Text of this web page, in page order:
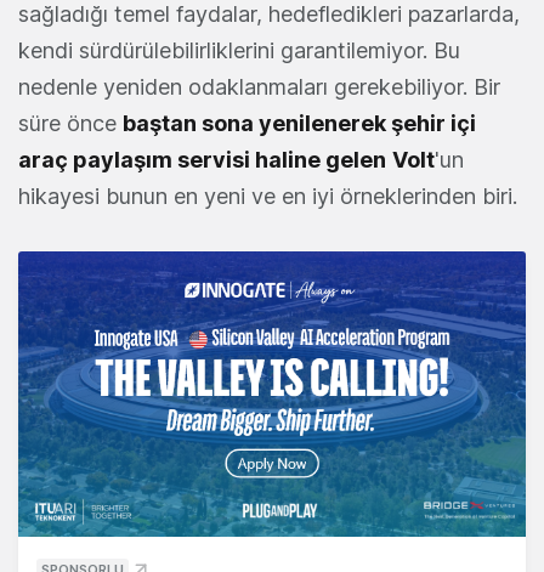
sağladığı temel faydalar, hedefledikleri pazarlarda,
kendi sürdürülebilirliklerini garantilemiyor. Bu
nedenle yeniden odaklanmaları gerekebiliyor. Bir
süre önce baştan sona yenilenerek şehir içi
araç paylaşım servisi haline gelen Volt'un
hikayesi bunun en yeni ve en iyi örneklerinden biri.